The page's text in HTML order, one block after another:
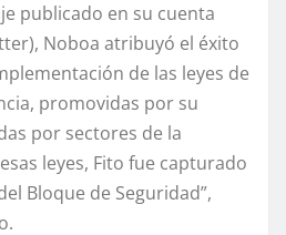
publicado en su cuenta
Noboa atribuyó el éxito
de las leyes de
promovidas por su
por sectores de la
leyes, Fito fue capturado
Bloque de Seguridad”,